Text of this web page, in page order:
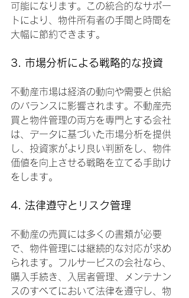
可能になります。この統合的なサポー
トにより、物件所有者の手間と時間を
大幅に節約できます。
3. 市場分析による戦略的な投資
不動産市場は経済の動向や需要と供給
のバランスに影響されます。不動産売
買と物件管理の両方を専門とする会社
は、データに基づいた市場分析を提供
し、投資家がより良い判断をし、物件
価値を向上させる戦略を立てる手助け
をします。
4. 法律遵守とリスク管理
不動産の売買には多くの書類が必要
で、物件管理には継続的な対応が求め
られます。フルサービスの会社なら、
購入手続き、入居者管理、メンテナン
スのすべてにおいて法律を遵守し、物